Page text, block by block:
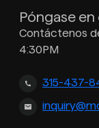
Póngase
Contáctenos
4:30PM
315-437-